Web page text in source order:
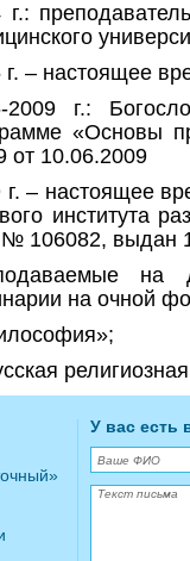
г.:
г. – настоящее
2009 г.:
«Основы
от 10.06.2009
г. – настоящее
института
106082, выдан
на
на очной
У вас есть